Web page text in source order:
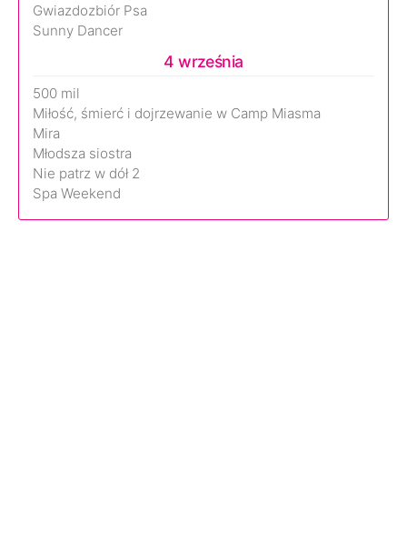
Gwiazdozbiór Psa
Sunny Dancer
4 września
500 mil
Miłość, śmierć i dojrzewanie w Camp Miasma
Mira
Młodsza siostra
Nie patrz w dół 2
Spa Weekend